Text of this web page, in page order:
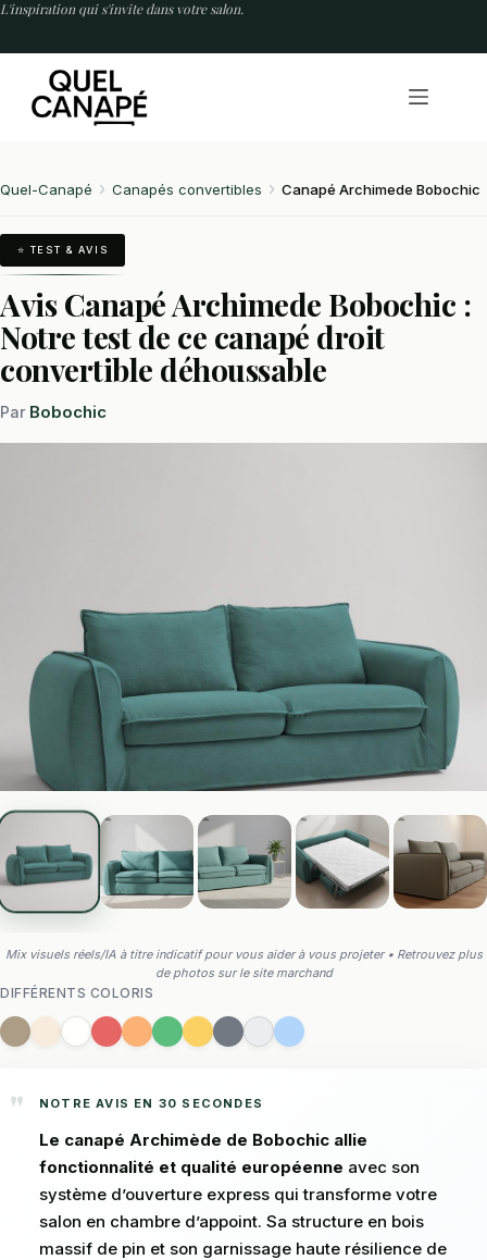
Passer
L'inspiration qui s'invite dans votre salon.
Quel-Canapé Canapés convertibles Canapé Archimede Bobochic
⭐ TEST & AVIS
Avis Canapé Archimede Bobochic :
Notre test de ce canapé droit
convertible déhoussable
Par Bobochic
Mix visuels réels/IA à titre indicatif pour vous aider à vous projeter • Retrouvez plus
de photos sur le site marchand
DIFFÉRENTS COLORIS
NOTRE AVIS EN 30 SECONDES
Le canapé Archimède de Bobochic allie
fonctionnalité et qualité européenne avec son
système d’ouverture express qui transforme votre
salon en chambre d’appoint. Sa structure en bois
massif de pin et son garnissage haute résilience de